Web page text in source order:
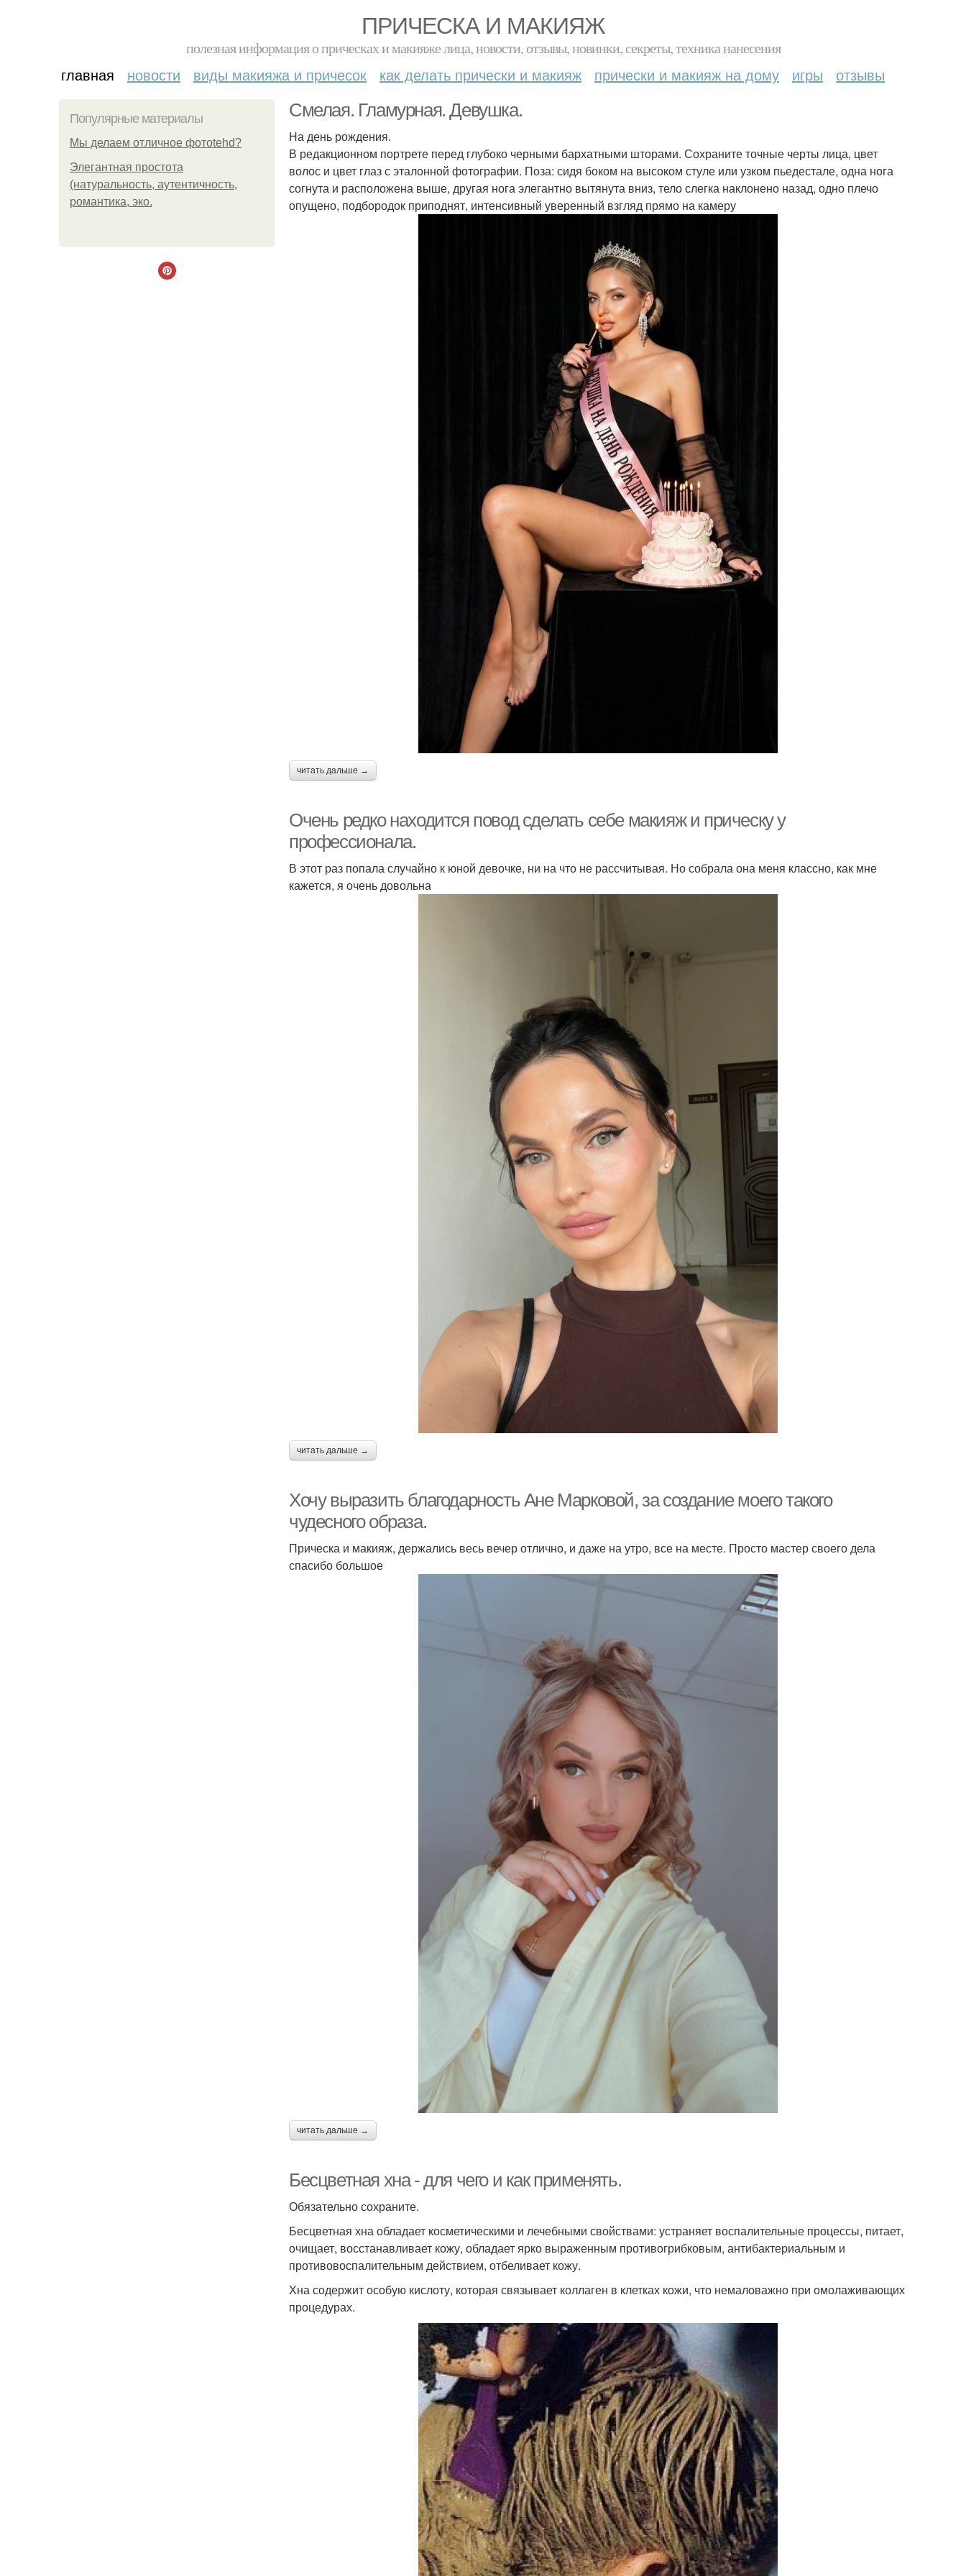
ПРИЧЕСКА И МАКИЯЖ
полезная информация о прическах и макияже лица, новости, отзывы, новинки, секреты, техника нанесения
главная новости виды макияжа и причесок как делать прически и макияж прически и макияж на дому игры отзывы
Популярные материалы
Мы делаем отличное фотоtehd?
Элегантная простота
(натуральность, аутентичность,
романтика, эко.
Смелая. Гламурная. Девушка.
На день рождения.
В редакционном портрете перед глубоко черными бархатными шторами. Сохраните точные черты лица, цвет
волос и цвет глаз с эталонной фотографии. Поза: сидя боком на высоком стуле или узком пьедестале, одна нога
согнута и расположена выше, другая нога элегантно вытянута вниз, тело слегка наклонено назад, одно плечо
опущено, подбородок приподнят, интенсивный уверенный взгляд прямо на камеру
читать дальше →
Очень редко находится повод сделать себе макияж и прическу у
профессионала.
В этот раз попала случайно к юной девочке, ни на что не рассчитывая. Но собрала она меня классно, как мне
кажется, я очень довольна
читать дальше →
Хочу выразить благодарность Ане Марковой, за создание моего такого
чудесного образа.
Прическа и макияж, держались весь вечер отлично, и даже на утро, все на месте. Просто мастер своего дела
спасибо большое
читать дальше →
Бесцветная хна - для чего и как применять.
Обязательно сохраните.
Бесцветная хна обладает косметическими и лечебными свойствами: устраняет воспалительные процессы, питает,
очищает, восстанавливает кожу, обладает ярко выраженным противогрибковым, антибактериальным и
противовоспалительным действием, отбеливает кожу.
Хна содержит особую кислоту, которая связывает коллаген в клетках кожи, что немаловажно при омолаживающих
процедурах.